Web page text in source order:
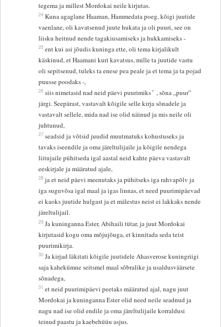
tegema ja millest Mordokai neile kirjutas.
24 Kuna agaglane Haaman, Hammedata poeg, kõigi juutide
vaenlane, oli kavatsenud juute hukata ja oli puuri, see on
liisku heitnud nende tagakiusamiseks ja hukkamiseks -
25 ent kui asi jõudis kuninga ette, oli tema kirjalikult
käskinud, et Haamani kuri kavatsus, mille ta juutide vastu
oli sepitsenud, tuleks ta enese pea peale ja et tema ja ta pojad
puusse poodaks -,
26 siis nimetasid nad neid päevi puurimiks+ , sõna „puur”
järgi. Seepärast, vastavalt kõigile selle kirja sõnadele ja
vastavalt sellele, mida nad ise olid näinud ja mis neile oli
juhtunud,
27 seadsid ja võtsid juudid muutmatuks kohustuseks ja
tavaks iseendile ja oma järeltulijaile ja kõigile nendega
liitujaile pühitseda igal aastal neid kahte päeva vastavalt
eeskirjale ja määratud ajale,
28 ja et neid päevi meenutaks ja pühitseks iga rahvapõlv ja
iga suguvõsa igal maal ja igas linnas, et need puurimipäevad
ei kaoks juutide hulgast ja et mälestus neist ei lakkaks nende
järeltulijail.
29 Ja kuninganna Ester, Abihaili tütar, ja juut Mordokai
kirjutasid kogu oma mõjujõuga, et kinnitada seda teist
puurimikirja.
30 Ja kirjad läkitati kõigile juutidele Ahasverose kuningriigi
saja kahekümne seitsmel maal sõbralike ja usaldusväärsete
sõnadega,
31 et neid puurimipäevi peetaks määratud ajal, nagu juut
Mordokai ja kuninganna Ester olid need neile seadnud ja
nagu nad ise olid endile ja oma järeltulijaile korraldusi
teinud paastu ja kaebehüüu asjus.